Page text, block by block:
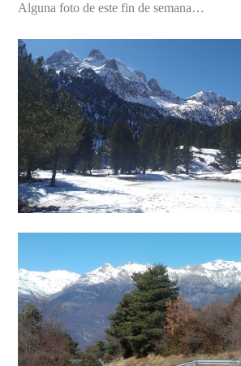
Alguna foto de este fin de semana…